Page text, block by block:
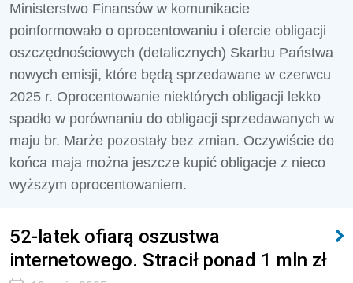
Ministerstwo Finansów w komunikacie
poinformowało o oprocentowaniu i ofercie obligacji
oszczędnościowych (detalicznych) Skarbu Państwa
nowych emisji, które będą sprzedawane w czerwcu
2025 r. Oprocentowanie niektórych obligacji lekko
spadło w porównaniu do obligacji sprzedawanych w
maju br. Marże pozostały bez zmian. Oczywiście do
końca maja można jeszcze kupić obligacje z nieco
wyższym oprocentowaniem.
52-latek ofiarą oszustwa
internetowego. Stracił ponad 1 mln zł